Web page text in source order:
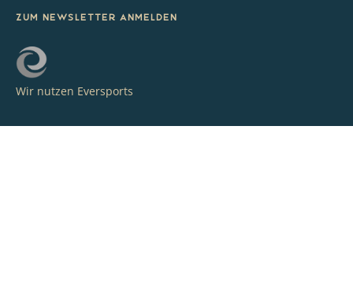
Zum Newsletter anmelden
Wir nutzen Eversports